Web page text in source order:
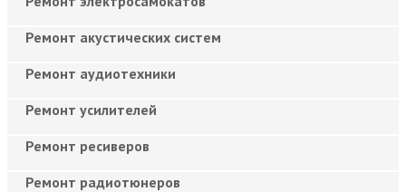
Ремонт акустических систем
Ремонт аудиотехники
Ремонт усилителей
Ремонт ресиверов
Ремонт радиотюнеров